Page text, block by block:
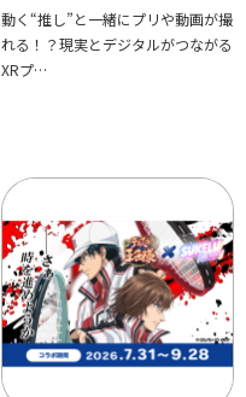
動く“推し”と一緒にプリや動画が撮
れる！？現実とデジタルがつながる
XRプ…